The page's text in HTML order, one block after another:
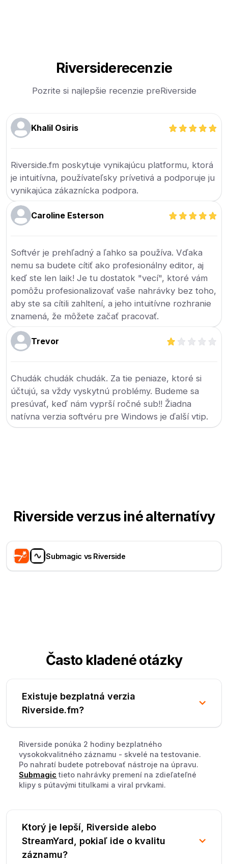
Riversiderecenzie
Pozrite si najlepšie recenzie preRiverside
Khalil Osiris
Riverside.fm poskytuje vynikajúcu platformu, ktorá
je intuitívna, používateľsky prívetivá a podporuje ju
vynikajúca zákaznícka podpora.
Caroline Esterson
Softvér je prehľadný a ľahko sa používa. Vďaka
nemu sa budete cítiť ako profesionálny editor, aj
keď ste len laik! Je tu dostatok "vecí", ktoré vám
pomôžu profesionalizovať vaše nahrávky bez toho,
aby ste sa cítili zahltení, a jeho intuitívne rozhranie
znamená, že môžete začať pracovať.
Trevor
Chudák chudák chudák. Za tie peniaze, ktoré si
účtujú, sa vždy vyskytnú problémy. Budeme sa
presúvať, keď nám vyprší ročné sub!! Žiadna
natívna verzia softvéru pre Windows je ďalší vtip.
Riverside verzus iné alternatívy
Submagic vs Riverside
Často kladené otázky
Existuje bezplatná verzia
Riverside.fm?
Riverside ponúka 2 hodiny bezplatného
vysokokvalitného záznamu - skvelé na testovanie.
Po nahratí budete potrebovať nástroje na úpravu.
Submagic tieto nahrávky premení na zdieľateľné
klipy s pútavými titulkami a viral prvkami.
Ktorý je lepší, Riverside alebo
StreamYard, pokiaľ ide o kvalitu
záznamu?